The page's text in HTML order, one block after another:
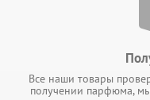
Все наши товары
получении парфюма,